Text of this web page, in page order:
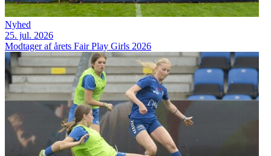
Nyhed
25. jul. 2026
Modtager af årets Fair Play Girls 2026